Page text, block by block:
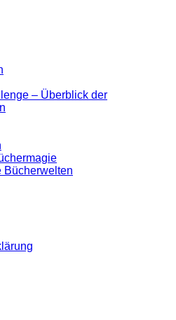
– Überblick der
Bücherwelten